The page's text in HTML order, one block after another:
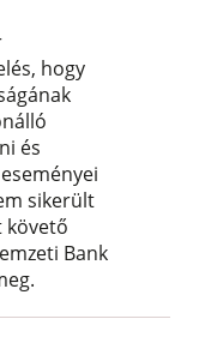
hogy
és
sikerült
követő
Bank